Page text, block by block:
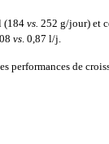
(184 vs. 252 g/jour) et
vs. 0,87 l/j.
performances de